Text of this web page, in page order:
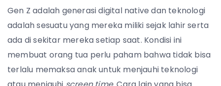
Gen Z adalah generasi digital native dan teknologi
adalah sesuatu yang mereka miliki sejak lahir serta
ada di sekitar mereka setiap saat. Kondisi ini
membuat orang tua perlu paham bahwa tidak bisa
terlalu memaksa anak untuk menjauhi teknologi